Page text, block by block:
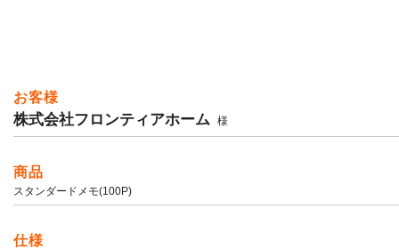
お客様
株式会社フロンティアホーム 様
商品
スタンダードメモ(100P)
仕様